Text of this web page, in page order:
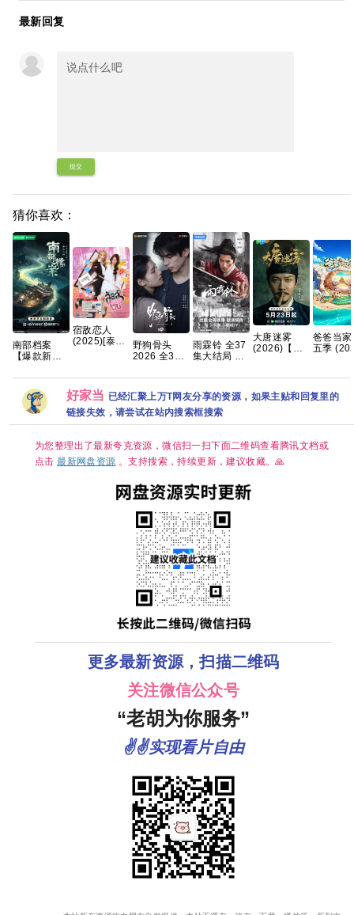
最新回复
提交
猜你喜欢：
南部档案
【爆款新剧
【共33集/4K
超清臻彩 DV
HDR】 【张
新成、丁禹
兮｜奇幻/冒
宿敌恋人
(2025)[泰剧]
野狗骨头
2026 全32
1080P高清
资源分享
雨霖铃 全37
集大结局 4K
克百度网盘
+】
大唐迷雾
(2026)【冯
HiveWeb 简
体中文字幕/
夸克/百度网
集0.6～
爸爸当家
五季
亲子]【综
艺】夸克
盘
好家当 已经汇聚上万T网友分享的资源，如果主贴和回复里的
链接失效，请尝试在站内搜索框搜索
为您整理出了最新夸克资源，微信扫一扫下面二维码查看腾讯文档或
点击最新网盘资源 。支持搜索，持续更新，建议收藏。🙏
更多最新资源，扫描二维码
关注微信公众号
“老胡为你服务”
✌✌实现看片自由